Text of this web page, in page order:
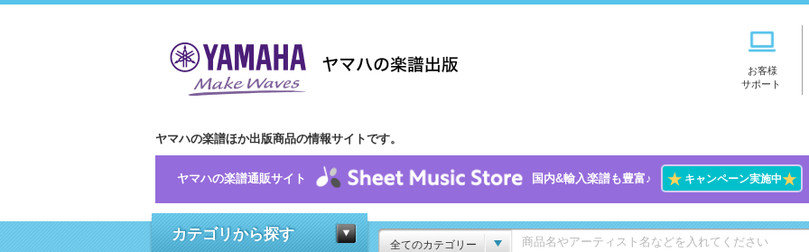
お客様
サポート
ヤマハの楽譜ほか出版商品の情報サイトです。
ヤマハの楽譜通販サイト 国内&輸入楽譜も豊富♪ ★キャンペーン実施中★
カテゴリから探す
全てのカテゴリー